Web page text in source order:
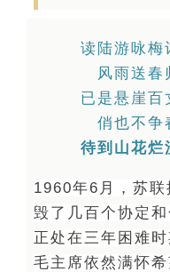
读陆游咏梅
风雨送春
已是悬崖百
俏也不争
待到山花烂
1960年6月，苏
毁了几百个协定
正处在三年困难
毛主席依然满怀